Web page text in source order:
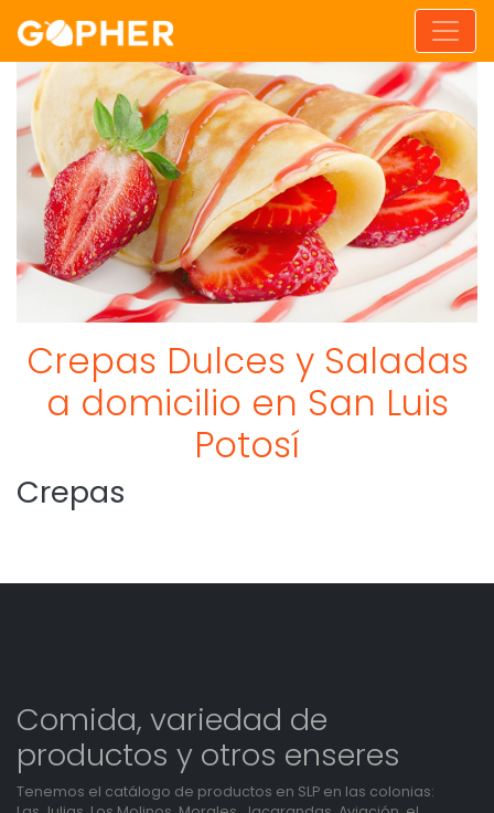
Crepas Dulces y Saladas
a domicilio en San Luis
Potosí
Crepas
Comida, variedad de
productos y otros enseres
Tenemos el catálogo de productos en SLP en las colonias: